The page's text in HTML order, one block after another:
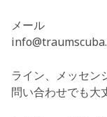
メール
ライン、メッセン
問い合わせでも大